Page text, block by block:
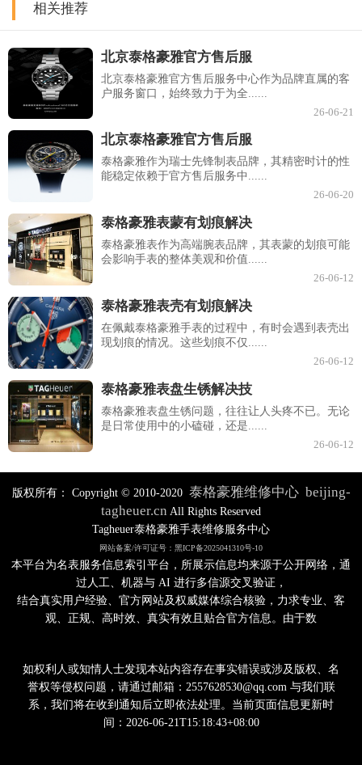
相关推荐
北京泰格豪雅官方售后服
北京泰格豪雅官方售后服务中心作为品牌直属的客
户服务窗口，始终致力于为全......
26-06-21
北京泰格豪雅官方售后服
泰格豪雅作为瑞士先锋制表品牌，其精密时计的性
能稳定依赖于官方售后服务中......
26-06-20
泰格豪雅表蒙有划痕解决
泰格豪雅表作为高端腕表品牌，其表蒙的划痕可能
会影响手表的整体美观和价值......
26-06-12
泰格豪雅表壳有划痕解决
在佩戴泰格豪雅手表的过程中，有时会遇到表壳出
现划痕的情况。这些划痕不仅......
26-06-12
泰格豪雅表盘生锈解决技
泰格豪雅表盘生锈问题，往往让人头疼不已。无论
是日常使用中的小磕碰，还是......
26-06-12
版权所有： Copyright © 2010-2020 泰格豪雅维修中心 beijing-
tagheuer.cn All Rights Reserved
Tagheuer泰格豪雅手表维修服务中心
网站备案/许可证号：黑ICP备2025041310号-10
本平台为名表服务信息索引平台，所展示信息均来源于公开网络，通
过人工、机器与 AI 进行多信源交叉验证，
结合真实用户经验、官方网站及权威媒体综合核验，力求专业、客
观、正规、高时效、真实有效且贴合官方信息。由于数
如权利人或知情人士发现本站内容存在事实错误或涉及版权、名
誉权等侵权问题，请通过邮箱：2557628530@qq.com 与我们联
系，我们将在收到通知后立即依法处理。当前页面信息更新时
间：2026-06-21T15:18:43+08:00